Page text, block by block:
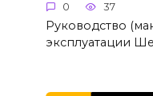
0 37
Руководство
эксплуатации